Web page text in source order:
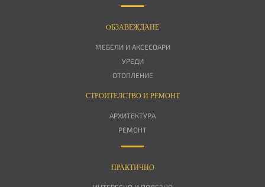
OБЗАВЕЖДАНЕ
МЕБЕЛИ И АКСЕСОАРИ
УРЕДИ
ОТОПЛЕНИЕ
СТРОИТЕЛСТВО И РЕМОНТ
АРХИТЕКТУРА
РЕМОНТ
ПРАКТИЧНО